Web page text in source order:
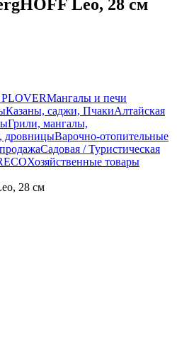
Leo, 28 см
Мангалы и печи
Казаны, саджи, ПчакиАлтайская
Грили, мангалы,
дровницыВарочно-отопительные
Садовая / Туристическая
Хозяйственные товары
28 см